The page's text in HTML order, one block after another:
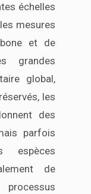
échelles
mesures
et de
grandes
global,
les
des
parfois
espèces
de